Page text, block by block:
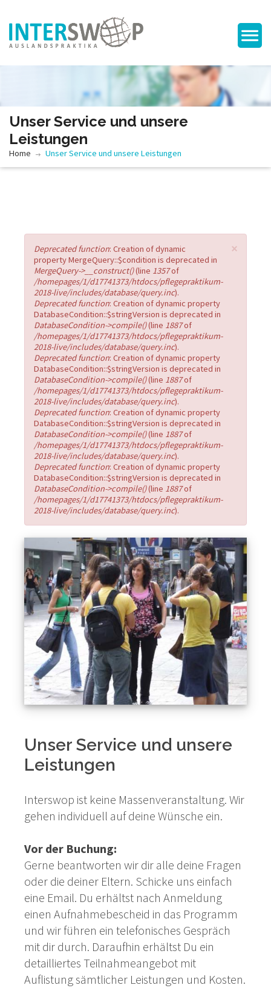
Unser Service und unsere
Leistungen
Home Unser Service und unsere Leistungen
×
Error message
Deprecated function: Creation of dynamic
property MergeQuery::$condition is deprecated in
MergeQuery->__construct()(line 1357of
/homepages/1/d17741373/htdocs/pflegepraktikum-
2018-live/includes/database/query.inc).
Deprecated function: Creation of dynamic property
DatabaseCondition::$stringVersion is deprecated in
DatabaseCondition->compile()(line 1887of
/homepages/1/d17741373/htdocs/pflegepraktikum-
2018-live/includes/database/query.inc).
Deprecated function: Creation of dynamic property
DatabaseCondition::$stringVersion is deprecated in
DatabaseCondition->compile()(line 1887of
/homepages/1/d17741373/htdocs/pflegepraktikum-
2018-live/includes/database/query.inc).
Deprecated function: Creation of dynamic property
DatabaseCondition::$stringVersion is deprecated in
DatabaseCondition->compile()(line 1887of
/homepages/1/d17741373/htdocs/pflegepraktikum-
2018-live/includes/database/query.inc).
Deprecated function: Creation of dynamic property
DatabaseCondition::$stringVersion is deprecated in
DatabaseCondition->compile()(line 1887of
/homepages/1/d17741373/htdocs/pflegepraktikum-
2018-live/includes/database/query.inc).
Unser Service und unsere
Leistungen
Interswop ist keine Massenveranstaltung. Wir
gehen individuell auf deine Wünsche ein.
Vor der Buchung:
Gerne beantworten wir dir alle deine Fragen
oder die deiner Eltern. Schicke uns einfach
eine Email. Du erhältst nach Anmeldung
einen Aufnahmebescheid in das Programm
und wir führen ein telefonisches Gespräch
mit dir durch. Daraufhin erhältst Du ein
detailliertes Teilnahmeangebot mit
Auflistung sämtlicher Leistungen und Kosten.